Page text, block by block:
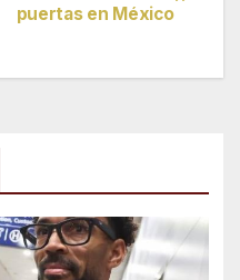
puertas en México